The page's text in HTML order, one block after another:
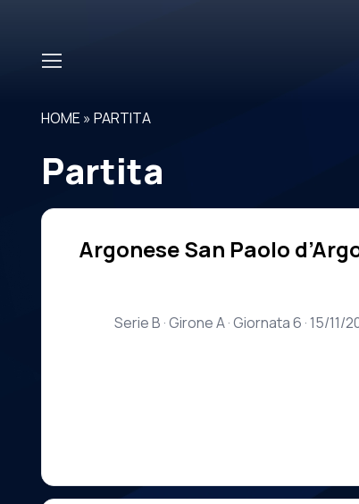
HOME »PARTITA
Partita
Argonese San Paolo
Serie B · Girone A · Giornata 6 · 15/